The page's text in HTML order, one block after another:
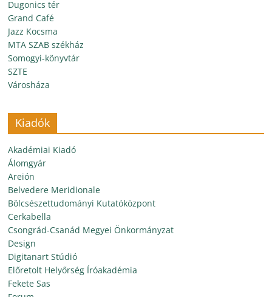
Dugonics tér
Grand Café
Jazz Kocsma
MTA SZAB székház
Somogyi-könyvtár
SZTE
Városháza
Kiadók
Akadémiai Kiadó
Álomgyár
Areión
Belvedere Meridionale
Bölcsészettudományi Kutatóközpont
Cerkabella
Csongrád-Csanád Megyei Önkormányzat
Design
Digitanart Stúdió
Előretolt Helyőrség Íróakadémia
Fekete Sas